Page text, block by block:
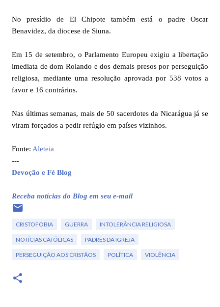
No presídio de El Chipote também está o padre Oscar
Benavidez, da diocese de Siuna.
Em 15 de setembro, o Parlamento Europeu exigiu a libertação
imediata de dom Rolando e dos demais presos por perseguição
religiosa, mediante uma resolução aprovada por 538 votos a
favor e 16 contrários.
Nas últimas semanas, mais de 50 sacerdotes da Nicarágua já se
viram forçados a pedir refúgio em países vizinhos.
Fonte: Aleteia
---
Devoção e Fé Blog
Receba notícias do Blog em seu e-mail
CRISTOFOBIA GUERRA INTOLERÂNCIA RELIGIOSA
NOTÍCIAS CATÓLICAS PADRES DA IGREJA
PERSEGUIÇÃO AOS CRISTÃOS POLÍTICA VIOLÊNCIA